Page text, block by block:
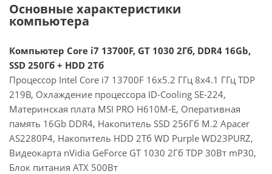
Основные характеристики
компьютера
Компьютер Core i7 13700F, GT 1030 2Гб, DDR4 16Gb,
SSD 250Гб + HDD 2Тб
Процессор Intel Core i7 13700F 16x5.2 ГГц 8x4.1 ГГц TDP
219В, Охлаждение процессора ID-Cooling SE-224,
Материнская плата MSI PRO H610M-E, Оперативная
память 16Gb DDR4, Накопитель SSD 256Гб M.2 Apacer
AS2280P4, Накопитель HDD 2Тб WD Purple WD23PURZ,
Видеокарта nVidia GeForce GT 1030 2Гб TDP 30Вт mP30,
Блок питания ATX 500Вт